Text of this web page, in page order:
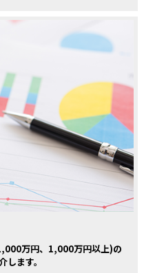
万円、1,000万円以上)の
ます。